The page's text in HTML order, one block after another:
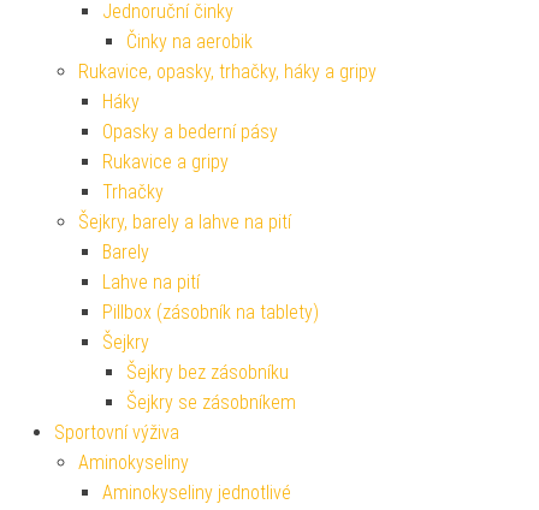
Jednoruční činky
Činky na aerobik
Rukavice, opasky, trhačky, háky a gripy
Háky
Opasky a bederní pásy
Rukavice a gripy
Trhačky
Šejkry, barely a lahve na pití
Barely
Lahve na pití
Pillbox (zásobník na tablety)
Šejkry
Šejkry bez zásobníku
Šejkry se zásobníkem
Sportovní výživa
Aminokyseliny
Aminokyseliny jednotlivé